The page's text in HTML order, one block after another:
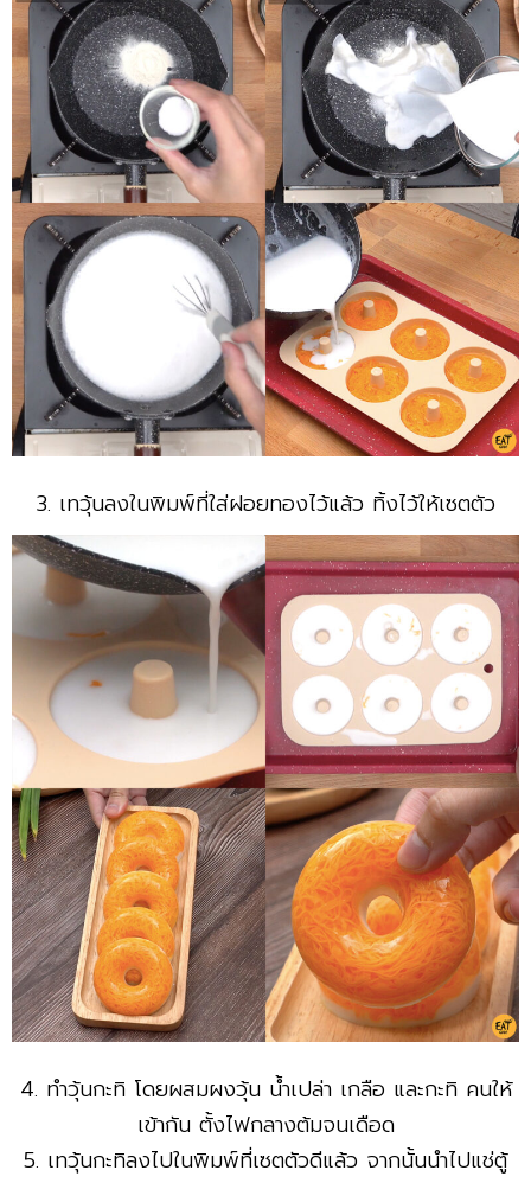
3. เทวุ้นลงในพิมพ์ที่ใส่ฝอยทองไว้แล้ว ทิ้งไว้ให้เซตตัว
4. ทำวุ้นกะทิ โดยผสมผงวุ้น น้ำเปล่า เกลือ และกะทิ คนให้
เข้ากัน ตั้งไฟกลางต้มจนเดือด
5. เทวุ้นกะทิลงไปในพิมพ์ที่เซตตัวดีแล้ว จากนั้นนำไปแช่ตู้